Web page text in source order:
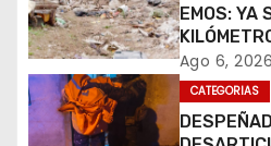
t
r
a
EMOS: YA
PLUVIALES
Ago 6, 2026
CATEGORIAS